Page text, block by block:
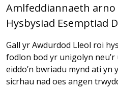
Amlfeddiannaeth
Hysbysiad Esemptiad
Gall yr Awdurdod Lleol roi
fodlon bod yr unigolyn neu’r
eiddo’n bwriadu mynd ati yn
sicrhau nad oes angen